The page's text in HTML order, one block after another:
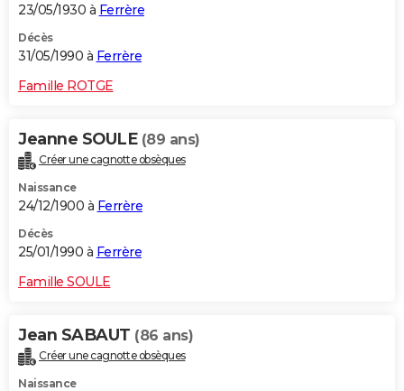
23/05/1930 à Ferrère
Décès
31/05/1990 à Ferrère
Famille ROTGE
Jeanne SOULE (89 ans)
Créer une cagnotte obsèques
Naissance
24/12/1900 à Ferrère
Décès
25/01/1990 à Ferrère
Famille SOULE
Jean SABAUT (86 ans)
Créer une cagnotte obsèques
Naissance